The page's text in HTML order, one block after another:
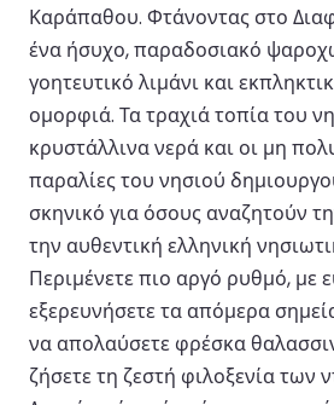
Καράπαθου. Φτάνοντας στο
ένα ήσυχο, παραδοσιακό
γοητευτικό λιμάνι και
ομορφιά. Τα τραχιά τοπία του
κρυστάλλινα νερά και οι μη
παραλίες του νησιού
σκηνικό για όσους αναζητούν
την αυθεντική ελληνική
Περιμένετε πιο αργό ρυθμό, με
εξερευνήσετε τα απόμερα
να απολαύσετε φρέσκα
ζήσετε τη ζεστή φιλοξενία των